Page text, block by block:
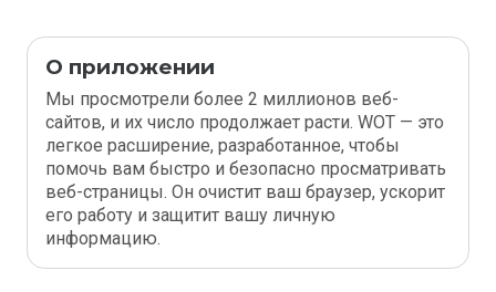
О приложении
Мы просмотрели более 2 миллионов веб-
сайтов, и их число продолжает расти. WOT — это
легкое расширение, разработанное, чтобы
помочь вам быстро и безопасно просматривать
веб-страницы. Он очистит ваш браузер, ускорит
его работу и защитит вашу личную
информацию.